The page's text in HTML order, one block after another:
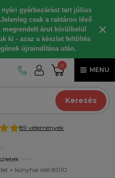
gyárbezárást tart július
csak a raktáron lévő
árut körülbelül
ki - azaz a készlet feltöltés
újraindítása után.
×
0
MENU
Keresés
89 vélemények
+ konyhai olló 8010